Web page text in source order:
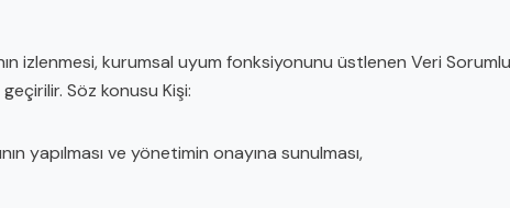
izlenmesi, kurumsal uyum fonksiyonunu üstlenen Veri
Söz konusu Kişi:
yapılması ve yönetimin onayına sunulması,